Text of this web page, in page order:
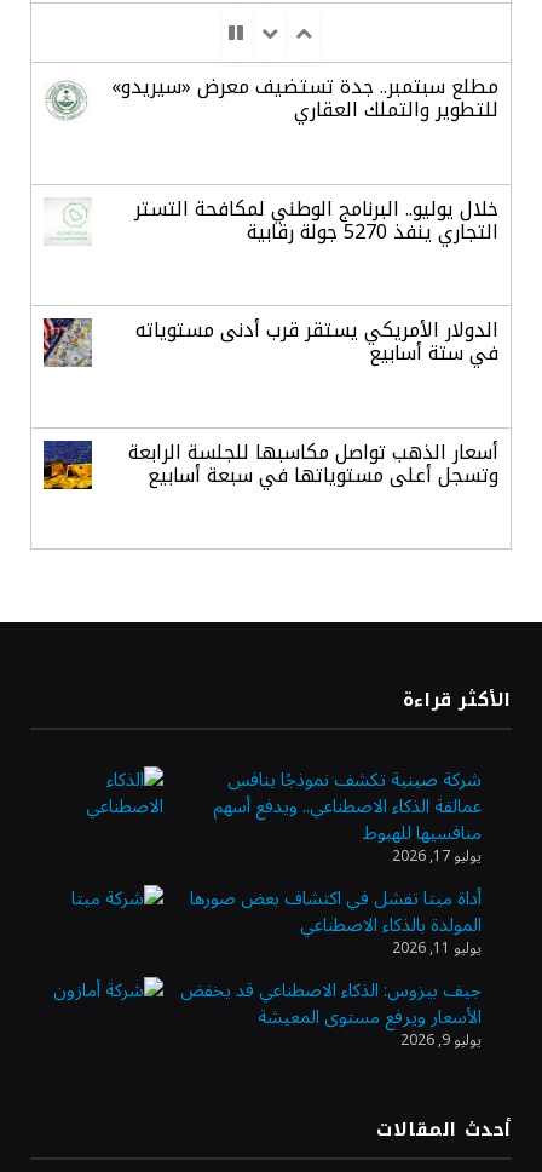
مطلع سبتمبر.. جدة تستضيف معرض «سيريدو»
للتطوير والتملك العقاري
خلال يوليو.. البرنامج الوطني لمكافحة التستر
التجاري ينفذ 5270 جولة رقابية
الدولار الأمريكي يستقر قرب أدنى مستوياته
في ستة أسابيع
أسعار الذهب تواصل مكاسبها للجلسة الرابعة
وتسجل أعلى مستوياتها في سبعة أسابيع
«طيران الرياض» يدشن أولى رحلاته إلى مومباي
ويضيف الوجهة التشغيلية الثامنة
وزير الاستثمار: الموافقة على رخصة مزاولة
الأنشطة المالية عابرة الحدود تطوير للبيئة
الاستثمارية
الذهب يسجل أعلى مستوى في أسبوعين بدعم
من تراجع الدولار
الدولار الأمريكي يتراجع قرب أدنى مستوياته
الأكثر قراءة
شركة صينية تكشف نموذجًا ينافس
عمالقة الذكاء الاصطناعي.. ويدفع أسهم
منافسيها للهبوط
يوليو 17, 2026
أداة ميتا تفشل في اكتشاف بعض صورها
المولدة بالذكاء الاصطناعي
يوليو 11, 2026
جيف بيزوس: الذكاء الاصطناعي قد يخفض
الأسعار ويرفع مستوى المعيشة
يوليو 9, 2026
أحدث المقالات